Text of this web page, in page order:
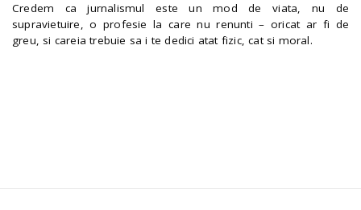
Credem ca jurnalismul este un mod de viata, nu de
supravietuire, o profesie la care nu renunti – oricat ar fi de
greu, si careia trebuie sa i te dedici atat fizic, cat si moral.